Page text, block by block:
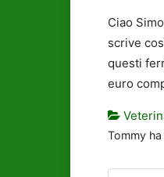
Ciao
scrive
questi
euro
Tommy